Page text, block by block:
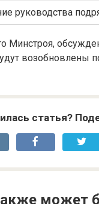
руководства
Минстроя,
возобновлены
статья?
может